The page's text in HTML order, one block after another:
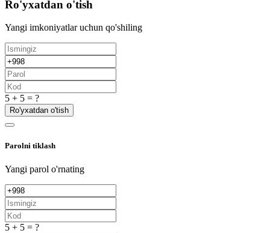
Ro'yxatdan o'tish
Yangi imkoniyatlar uchun qo'shiling
5 + 5 = ?
Ro'yxatdan o'tish
Parolni tiklash
Yangi parol o'rnating
5 + 5 = ?